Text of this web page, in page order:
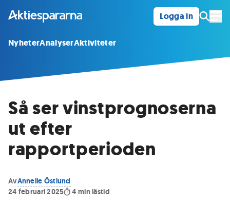
Logga in
NyheterAnalyserAktiviteter
Så ser vinstprognoserna
ut efter
rapportperioden
AvAnnelie Östlund
24 februari 2025
4 min lästid